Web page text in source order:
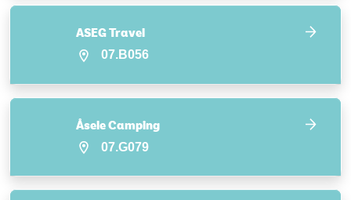
ASEG Travel
07.B056
Åsele Camping
07.G079